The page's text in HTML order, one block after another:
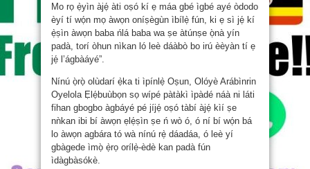
Mo rọ ẹ̀yìn àjẹ́ àti oṣó kí ẹ máa gbé ìgbé ayé òdodo
èyí tí wọ́n mọ àwọn oníṣègùn ìbílẹ̀ fún, ki ẹ sì jẹ́ kí
ẹ̀ṣìn àwọn baba ńlá baba wa ṣe àtúnṣe ọ̀nà yín
padà, torí òhun nìkan ló leè dáàbò bo irú èèyàn tí ẹ
jẹ́ l’ágbàáyé”.
Nínú ọ̀rọ̀ olùdarí ẹ̀ka ti ìpínlẹ̀ Oṣun, Olóyè Arábìnrin
Oyelola Ẹlẹ́buùbọn sọ wípé pàtàkì ìpàdé náà ni láti
fihan gbogbo àgbáyé pé jíjẹ́ oṣó tàbí àjẹ́ kìí ṣe
nǹkan ibi bí àwọn ẹlẹ́ṣìn ṣe ń wò ó, ó ní bí wọ́n bá
lo àwọn agbára tó wà nínú rẹ̀ dáadáa, ó leè yí
gbàgede ìmọ̀ ẹ̀rọ orílẹ̀-èdè kan padà fún
ìdàgbàsókè.